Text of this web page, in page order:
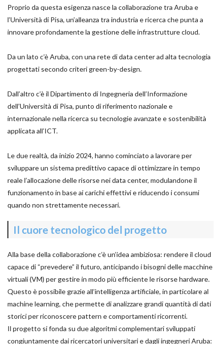
Proprio da questa esigenza nasce la collaborazione tra Aruba e
l’Università di Pisa, un’alleanza tra industria e ricerca che punta a
innovare profondamente la gestione delle infrastrutture cloud.
Da un lato c’è Aruba, con una rete di data center ad alta tecnologia
progettati secondo criteri green-by-design.
Dall’altro c’è il Dipartimento di Ingegneria dell’Informazione
dell’Università di Pisa, punto di riferimento nazionale e
internazionale nella ricerca su tecnologie avanzate e sostenibilità
applicata all’ICT.
Le due realtà, da inizio 2024, hanno cominciato a lavorare per
sviluppare un sistema predittivo capace di ottimizzare in tempo
reale l’allocazione delle risorse nei data center, modulandone il
funzionamento in base ai carichi effettivi e riducendo i consumi
quando non strettamente necessari.
Il cuore tecnologico del progetto
Alla base della collaborazione c’è un’idea ambiziosa: rendere il cloud
capace di “prevedere” il futuro, anticipando i bisogni delle macchine
virtuali (VM) per gestire in modo più efficiente le risorse hardware.
Questo è possibile grazie all’intelligenza artificiale, in particolare al
machine learning, che permette di analizzare grandi quantità di dati
storici per riconoscere pattern e comportamenti ricorrenti.
Il progetto si fonda su due algoritmi complementari sviluppati
congiuntamente dai ricercatori universitari e dagli ingegneri Aruba: